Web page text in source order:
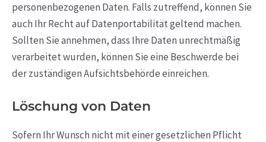
personenbezogenen Daten. Falls zutreffend, können Sie
auch Ihr Recht auf Datenportabilität geltend machen.
Sollten Sie annehmen, dass Ihre Daten unrechtmäßig
verarbeitet wurden, können Sie eine Beschwerde bei
der zuständigen Aufsichtsbehörde einreichen.
Löschung von Daten
Sofern Ihr Wunsch nicht mit einer gesetzlichen Pflicht